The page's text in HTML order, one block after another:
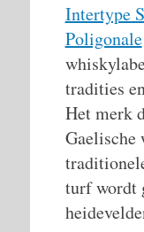
Intertype
Poligonale
tradities
Het merk
Gaelische
turf wordt